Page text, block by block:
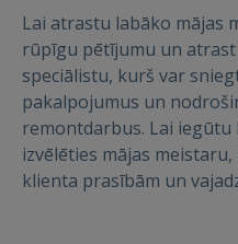
Lai atrastu labāko mājas
rūpīgu pētījumu un
speciālistu, kurš var
pakalpojumus un
remontdarbus. Lai
izvēlēties mājas
klienta prasībām un